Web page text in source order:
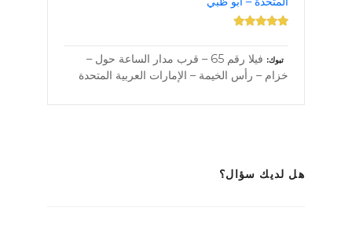
تبوك
فيلا رقم 65 – قرب مدار الساعة حول –
خزام – رأس الخيمة – الإمارات العربية المتحدة
هل لديك سؤال؟